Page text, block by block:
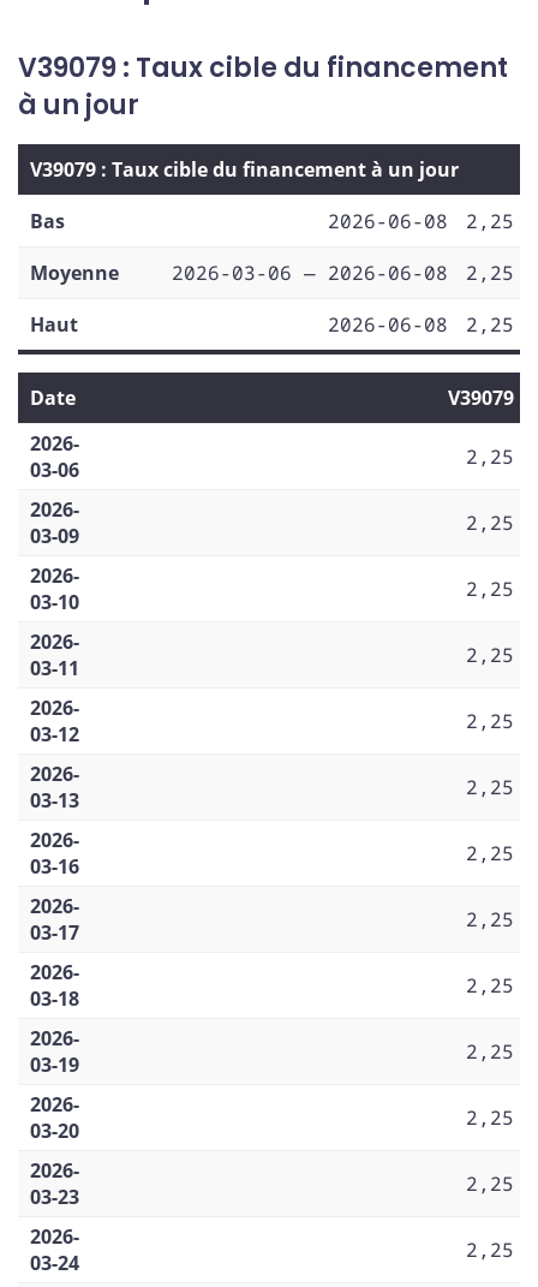
V39079 : Taux cible du financement
à un jour
V39079 : Taux cible du financement à un jour
Bas
2026-06-08
2,25
Moyenne
2026-03-06 — 2026-06-08
2,25
Haut
2026-06-08 2,25
Date
V39079
2026-
03-06
2,25
2026-
03-09
2,25
2026-
03-10
2,25
2026-
03-11
2,25
2026-
03-12
2,25
2026-
03-13
2,25
2026-
03-16
2,25
2026-
03-17
2,25
2026-
03-18
2,25
2026-
03-19
2,25
2026-
03-20
2,25
2026-
03-23
2,25
2026-
03-24
2,25